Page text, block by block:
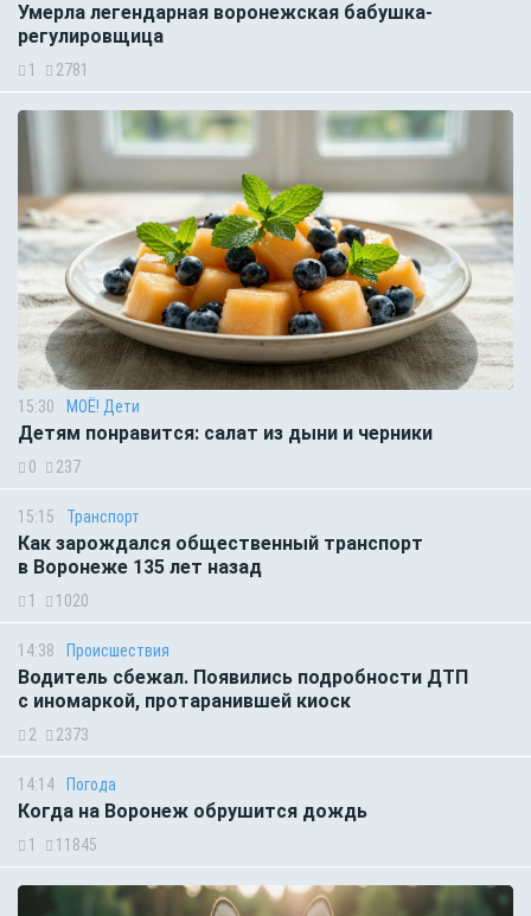
Умерла легендарная воронежская бабушка-
регулировщица
1 2781
15:30 МОЁ! Дети
Детям понравится: салат из дыни и черники
0 237
15:15 Транспорт
Как зарождался общественный транспорт
в Воронеже 135 лет назад
1 1020
14:38 Происшествия
Водитель сбежал. Появились подробности ДТП
с иномаркой, протаранившей киоск
2 2373
14:14 Погода
Когда на Воронеж обрушится дождь
1 11845